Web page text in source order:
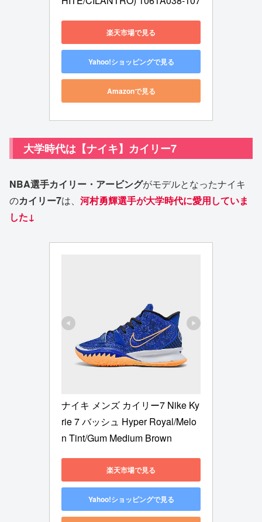
楽天市場で見る
Yahoo!ショッピングで見る
Amazonで見る
大学時代は【ナイキ】カイリー7
NBA選手カイリー・アービングがモデルとなったナイキ
のカイリー7は、 河村勇輝選手が大学時代に愛用していま
した↓
ナイキ メンズ カイリー7 Nike Ky
rie 7 バッシュ Hyper Royal/Melo
n Tint/Gum Medium Brown
楽天市場で見る
Yahoo!ショッピングで見る